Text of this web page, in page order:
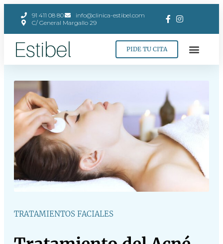
91 411 08 80
info@clinica-estibel.com
C/ General Margallo 29
PIDE TU CITA
TRATAMIENTOS FACIALES